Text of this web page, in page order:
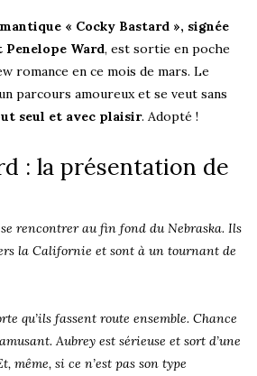
« Cocky Bastard », signée
Penelope Ward, est sortie en poche
romance en ce mois de mars. Le
parcours amoureux et se veut sans
seul et avec plaisir. Adopté !
: la présentation de
rencontrer au fin fond du Nebraska. Ils
la Californie et sont à un tournant de
qu’ils fassent route ensemble. Chance
Aubrey est sérieuse et sort d’une
même, si ce n’est pas son type